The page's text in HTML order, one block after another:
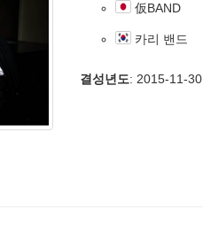
仮BAND
카리 밴드
결성년도: 2015-11-30